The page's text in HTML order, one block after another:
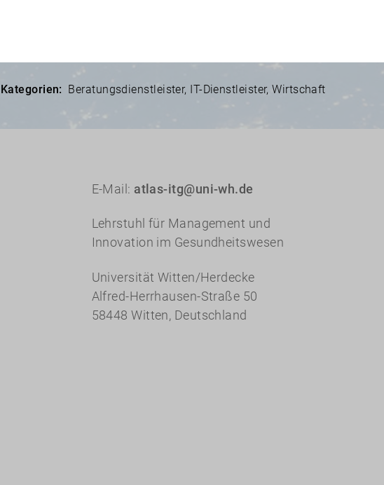
Kategorien: Beratungsdienstleister, IT-Dienstleister,Wirtschaft
E-Mail: atlas-itg@uni-wh.de
Lehrstuhl für Management und
Innovation im Gesundheitswesen
Universität Witten/Herdecke
Alfred-Herrhausen-Straße 50
58448 Witten, Deutschland